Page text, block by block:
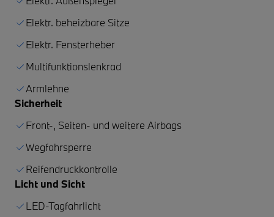
Elektr. beheizbare Sitze
Elektr. Fensterheber
Multifunktionslenkrad
Armlehne
Sicherheit
Front-, Seiten- und weitere Airbags
Wegfahrsperre
Reifendruckkontrolle
Licht und Sicht
LED-Tagfahrlicht